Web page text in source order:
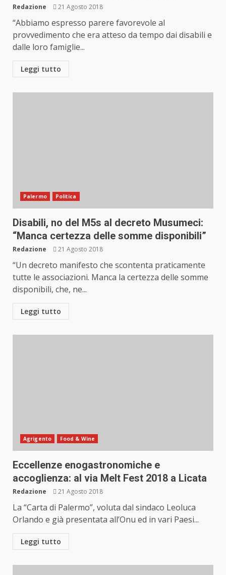
Redazione 21 Agosto 2018
“Abbiamo espresso parere favorevole al
provvedimento che era atteso da tempo dai disabili e
dalle loro famiglie...
Leggi tutto
Palermo Politica
Disabili, no del M5s al decreto Musumeci:
“Manca certezza delle somme disponibili”
Redazione 21 Agosto 2018
“Un decreto manifesto che scontenta praticamente
tutte le associazioni. Manca la certezza delle somme
disponibili, che, ne...
Leggi tutto
Agrigento Food & Wine
Eccellenze enogastronomiche e
accoglienza: al via Melt Fest 2018 a Licata
Redazione 21 Agosto 2018
La “Carta di Palermo”, voluta dal sindaco Leoluca
Orlando e già presentata all’Onu ed in vari Paesi...
Leggi tutto